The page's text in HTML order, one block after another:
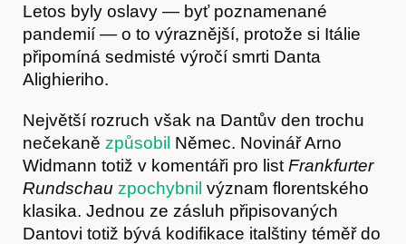
Letos byly oslavy — byť poznamenané
pandemií — o to výraznější, protože si Itálie
připomíná sedmisté výročí smrti Danta
Alighieriho.
Největší rozruch však na Dantův den trochu
nečekaně způsobil Němec. Novinář Arno
Widmann totiž v komentáři pro list Frankfurter
Rundschau zpochybnil význam florentského
klasika. Jednou ze zásluh připisovaných
Dantovi totiž bývá kodifikace italštiny téměř do